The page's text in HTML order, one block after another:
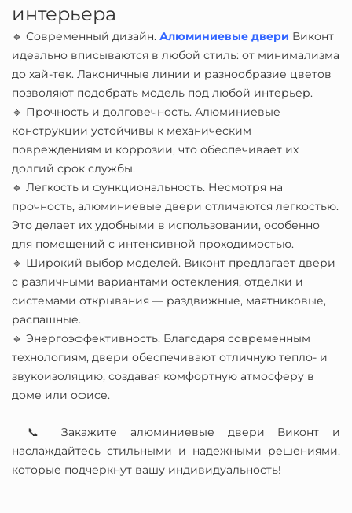
интерьера
🔹 Современный дизайн. Алюминиевые двери Виконт
идеально вписываются в любой стиль: от минимализма
до хай-тек. Лаконичные линии и разнообразие цветов
позволяют подобрать модель под любой интерьер.
🔹 Прочность и долговечность. Алюминиевые
конструкции устойчивы к механическим
повреждениям и коррозии, что обеспечивает их
долгий срок службы.
🔹 Легкость и функциональность. Несмотря на
прочность, алюминиевые двери отличаются легкостью.
Это делает их удобными в использовании, особенно
для помещений с интенсивной проходимостью.
🔹 Широкий выбор моделей. Виконт предлагает двери
с различными вариантами остекления, отделки и
системами открывания — раздвижные, маятниковые,
распашные.
🔹 Энергоэффективность. Благодаря современным
технологиям, двери обеспечивают отличную тепло- и
звукоизоляцию, создавая комфортную атмосферу в
доме или офисе.
📞 Закажите алюминиевые двери Виконт и
наслаждайтесь стильными и надежными решениями,
которые подчеркнут вашу индивидуальность!